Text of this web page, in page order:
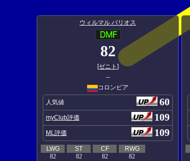
ウィルマル バリオス
82
[ゼニト ]
--
コロンビア
人気値 60
myClub評価 109
ML評価 109
LWG
82
ST
82
CF
82
RWG
82